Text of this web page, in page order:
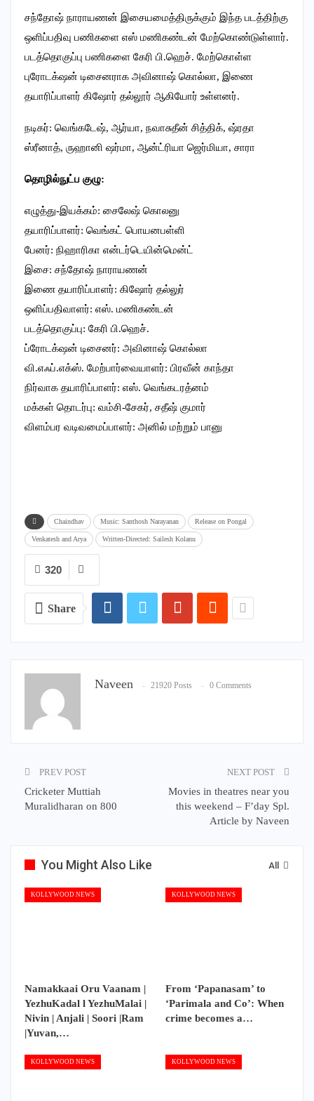
சந்தோஷ் நாராயணன் இசையமைத்திருக்கும் இந்த படத்திற்கு
ஒளிப்பதிவு பணிகளை எஸ் மணிகண்டன் மேற்கொண்டுள்ளார்.
படத்தொகுப்பு பணிகளை கேரி பி.ஹெச். மேற்கொள்ள
புரோடக்‌ஷன் டிசைனராக அவினாஷ் கொல்லா, இணை
தயாரிப்பாளர் கிஷோர் தல்லூர் ஆகியோர் உள்ளனர்.
நடிகர்: வெங்கடேஷ், ஆர்யா, நவாசுதீன் சித்திக், ஷ்ரதா
ஸ்ரீனாத், ருஹானி ஷர்மா, ஆன்ட்ரியா ஜெர்மியா, சாரா
தொழில்நுட்ப குழு:
எழுத்து-இயக்கம்: சைலேஷ் கொலனு
தயாரிப்பாளர்: வெங்கட் பொயனபள்ளி
பேனர்: நிஹாரிகா என்டர்டெயின்மென்ட்
இசை: சந்தோஷ் நாராயணன்
இணை தயாரிப்பாளர்: கிஷோர் தல்லுர்
ஒளிப்பதிவாளர்: எஸ். மணிகண்டன்
படத்தொகுப்பு: கேரி பி.ஹெச்.
ப்ரோடக்‌ஷன் டிசைனர்: அவினாஷ் கொல்லா
வி.எஃப்.எக்ஸ். மேற்பார்வையாளர்: பிரவீன் காந்தா
நிர்வாக தயாரிப்பாளர்: எஸ். வெங்கடரத்னம்
மக்கள் தொடர்பு: வம்சி-சேகர், சதீஷ் குமார்
விளம்பர வடிவமைப்பாளர்: அனில் மற்றும் பானு
Chaindhav Music: Santhosh Narayanan Release on Pongal
Venkatesh and Arya Written-Directed: Sailesh Kolanu
320
Share
Naveen 21920 Posts 0 Comments
PREV POST
Cricketer Muttiah
Muralidharan on 800
NEXT POST
Movies in theatres near you
this weekend – F’day Spl.
Article by Naveen
All
You Might Also Like
KOLLYWOOD NEWS
Namakkaai Oru Vaanam |
YezhuKadal l YezhuMalai |
Nivin | Anjali | Soori |Ram
|Yuvan,…
KOLLYWOOD NEWS
From ‘Papanasam’ to
‘Parimala and Co’: When
crime becomes a…
KOLLYWOOD NEWS KOLLYWOOD NEWS